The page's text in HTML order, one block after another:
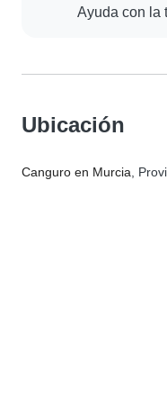
Ayuda con la
Ubicación
Canguro en Murcia ,